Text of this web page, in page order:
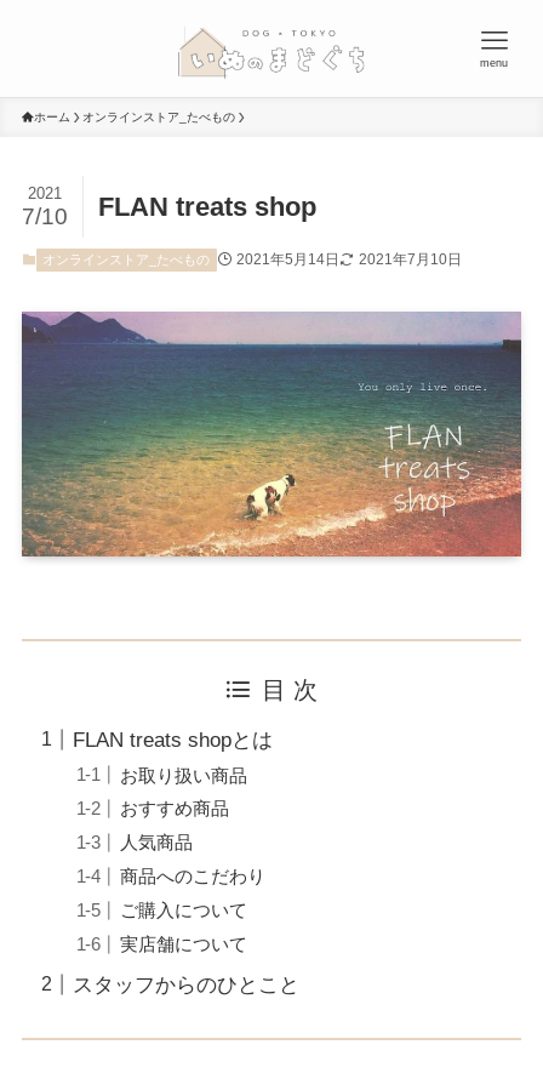
menu
ホーム オンラインストア_たべもの
FLAN treats shop
2021
7/10
オンラインストア_たべもの 2021年5月14日 2021年7月10日
目 次
FLAN treats shopとは
お取り扱い商品
おすすめ商品
人気商品
商品へのこだわり
ご購入について
実店舗について
スタッフからのひとこと